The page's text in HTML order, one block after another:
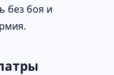
без боя и